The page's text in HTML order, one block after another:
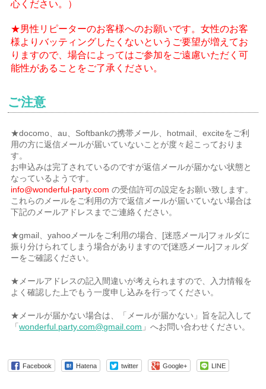
心ください。）
★男性リピーターのお客様へのお願いです。女性のお客
様よりバッティングしたくないというご要望が増えてお
りますので、場合によってはご参加をご遠慮いただく可
能性があることをご了承ください。
ご注意
★docomo、au、Softbankの携帯メール、hotmail、exciteをご利
用の方に返信メールが届いていないことが度々起こっておりま
す。
お申込みは完了されているのですが返信メールが届かない状態と
なっているようです。
info@wonderful-party.com の受信許可の設定をお願い致します。
これらのメールをご利用の方で返信メールが届いていない場合は
下記のメールアドレスまでご連絡ください。
★gmail、yahooメールをご利用の場合、[迷惑メール]フォルダに
振り分けられてしまう場合がありますので[迷惑メール]フォルダ
ーをご確認ください。
★メールアドレスの記入間違いが考えられますので、入力情報を
よく確認した上でもう一度申し込みを行ってください。
★メールが届かない場合は、「メールが届かない」旨を記入して
「wonderful.party.com@gmail.com 」へお問い合わせください。
Facebook Hatena twitter Google+ LINE